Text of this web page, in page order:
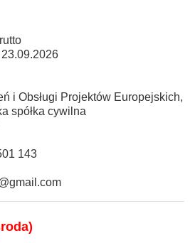
i Obsługi Projektów Europejskich,
spółka cywilna
143